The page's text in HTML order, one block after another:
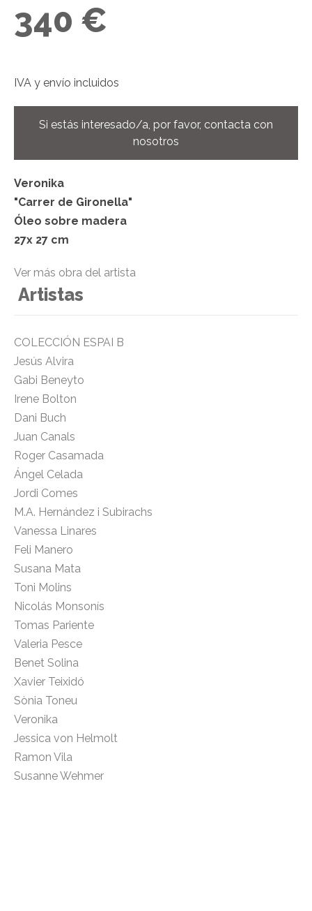
Artistas
COLECCIÓN ESPAI B
Jesús Alvira
Gabi Beneyto
Irene Bolton
Dani Buch
Juan Canals
Roger Casamada
Ángel Celada
Jordi Comes
M.A. Hernández i Subirachs
Vanessa Linares
Feli Manero
Susana Mata
Toni Molins
Nicolás Monsonís
Tomas Pariente
Valeria Pesce
Benet Solina
Xavier Teixidó
Sònia Toneu
Veronika
Jessica von Helmolt
Ramon Vila
Susanne Wehmer
340 €
IVA y envío incluidos
Si estás interesado/a, por favor, contacta con
nosotros
Veronika
"Carrer de Gironella"
Óleo sobre madera
27x 27 cm
Ver más obra del artista